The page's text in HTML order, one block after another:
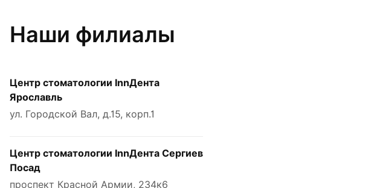
Наши филиалы
Центр стоматологии InnДента
Ярославль
ул. Городской Вал, д.15, корп.1
Центр стоматологии InnДента Сергиев
Посад
проспект Красной Армии, 234к6